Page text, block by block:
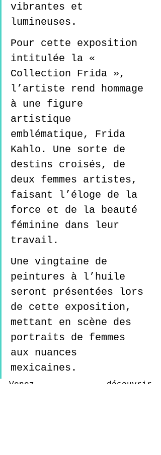
vibrantes et
lumineuses.
Pour cette exposition
intitulée la «
Collection Frida »,
l’artiste rend hommage
à une figure
artistique
emblématique, Frida
Kahlo. Une sorte de
destins croisés, de
deux femmes artistes,
faisant l’éloge de la
force et de la beauté
féminine dans leur
travail.
Une vingtaine de
peintures à l’huile
seront présentées lors
de cette exposition,
mettant en scène des
portraits de femmes
aux nuances
mexicaines.
Venez découvrir